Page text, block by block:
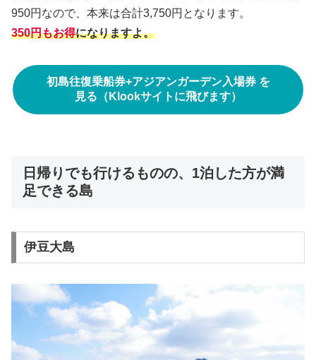
950円なので、本来は合計3,750円となります。
350円もお得になりますよ。
初島往復乗船券+アジアンガーデン入場券 を
見る（Klookサイトに飛びます）
日帰りでも行けるものの、1泊した方が満
足できる島
伊豆大島